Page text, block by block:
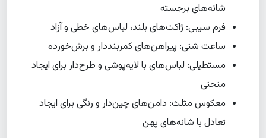
شانه‌های برجسته
فرم سیبی: ژاکت‌های بلند، لباس‌های خطی و آزاد
ساعت شنی: پیراهن‌های کمربنددار و برش‌خورده
مستطیلی: لباس‌های با لایه‌پوشی و طرح‌دار برای ایجاد
منحنی
معکوس مثلث: دامن‌های چین‌دار و رنگی برای ایجاد
تعادل با شانه‌های پهن